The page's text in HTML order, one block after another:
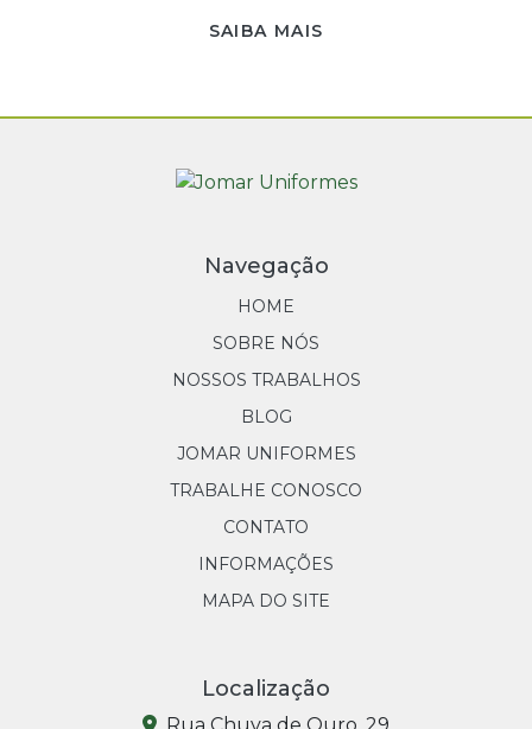
SAIBA MAIS
Navegação
HOME
SOBRE NÓS
NOSSOS TRABALHOS
BLOG
JOMAR UNIFORMES
TRABALHE CONOSCO
CONTATO
INFORMAÇÕES
MAPA DO SITE
Localização